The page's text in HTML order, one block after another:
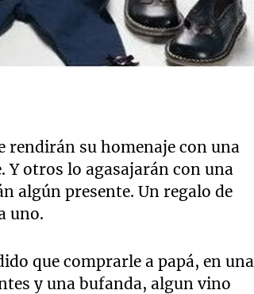
rendirán su homenaje con una
otros lo agasajarán con una
algún presente. Un regalo de
uno.
que comprarle a papá, en una
y una bufanda, algun vino